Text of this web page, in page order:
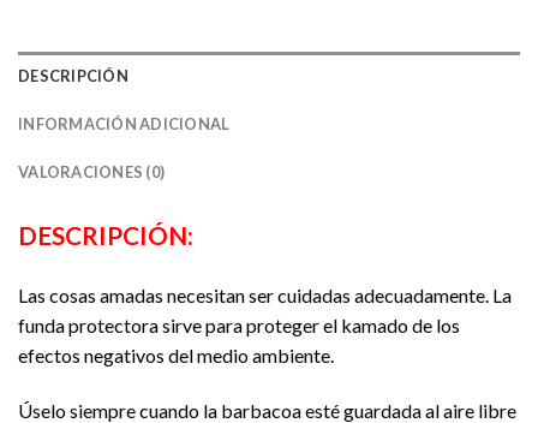
DESCRIPCIÓN
INFORMACIÓN ADICIONAL
VALORACIONES (0)
DESCRIPCIÓN:
Las cosas amadas necesitan ser cuidadas adecuadamente. La
funda protectora sirve para proteger el kamado de los
efectos negativos del medio ambiente.
Úselo siempre cuando la barbacoa esté guardada al aire libre